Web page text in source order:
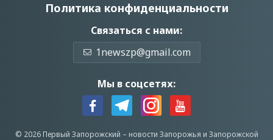
Политика конфиденциальности
Связаться с нами:
1newszp@gmail.com
Мы в соцсетях:
© 2026 Первый Запорожский – новости Запорожья и Запорожской